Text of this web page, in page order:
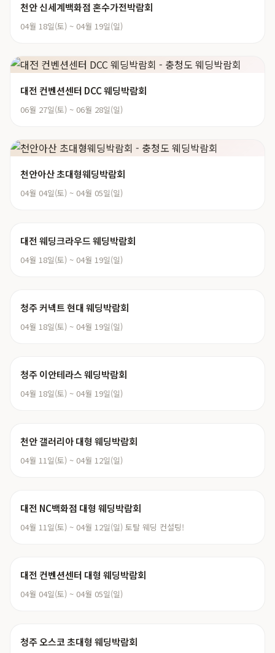
천안 신세계백화점 혼수가전박람회
04월 18일(토) ~ 04월 19일(일)
대전 컨벤션센터 DCC 웨딩박람회
06월 27일(토) ~ 06월 28일(일)
천안아산 초대형웨딩박람회
04월 04일(토) ~ 04월 05일(일)
대전 웨딩크라우드 웨딩박람회
04월 18일(토) ~ 04월 19일(일)
청주 커넥트 현대 웨딩박람회
04월 18일(토) ~ 04월 19일(일)
청주 이안테라스 웨딩박람회
04월 18일(토) ~ 04월 19일(일)
천안 갤러리아 대형 웨딩박람회
04월 11일(토) ~ 04월 12일(일)
대전 NC백화점 대형 웨딩박람회
04월 11일(토) ~ 04월 12일(일) 토탈 웨딩 컨설팅!
대전 컨벤션센터 대형 웨딩박람회
04월 04일(토) ~ 04월 05일(일)
청주 오스코 초대형 웨딩박람회